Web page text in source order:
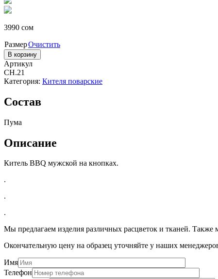
3990 сом
РазмерОчистить
В корзину
Артикул
CH.21
Категория: Кителя поварские
Состав
Пума
Описание
Китель BBQ мужской на кнопках.
.
.
.
Мы предлагаем изделия различных расцветок и тканей.
Окончательную цену на образец уточняйте у наших
Имя
Телефон